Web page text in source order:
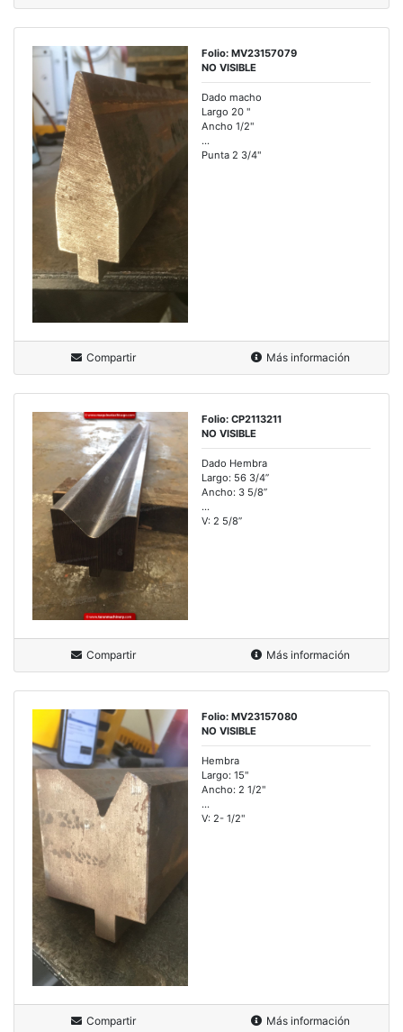
Folio: MV23157079
NO VISIBLE
Dado macho
Largo 20 "
Ancho 1/2"
...
Punta 2 3/4"
Compartir Más información
Folio: CP2113211
NO VISIBLE
Dado Hembra
Largo: 56 3/4”
Ancho: 3 5/8”
...
V: 2 5/8”
Compartir Más información
Folio: MV23157080
NO VISIBLE
Hembra
Largo: 15"
Ancho: 2 1/2"
...
V: 2- 1/2"
Compartir Más información